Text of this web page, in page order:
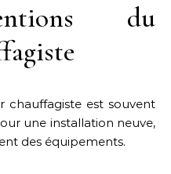
du
chauffagiste est souvent
une installation neuve,
des équipements.